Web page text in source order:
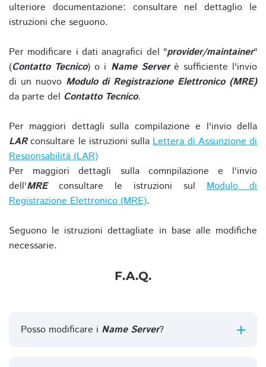
ulteriore documentazione: consultare nel dettaglio le
istruzioni che seguono.
Per modificare i dati anagrafici del "provider/maintainer"
(Contatto Tecnico) o i Name Serverè sufficiente l'invio
di un nuovo Modulo di Registrazione Elettronico (MRE)
da parte del Contatto Tecnico.
Per maggiori dettagli sulla compilazione e l'invio della
LARconsultare le istruzioni sullaLettera di Assunzione di
Responsabilità (LAR)
Per maggiori dettagli sulla comnpilazione e l'invio
dell'MREconsultare le istruzioni sul Modulo di
Registrazione Elettronico (MRE).
Seguono le istruzioni dettagliate in base alle modifiche
necessarie.
F.A.Q.
Posso modificare i Name Server?